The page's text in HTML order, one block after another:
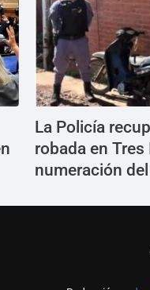
La Policía
robada en
numeración